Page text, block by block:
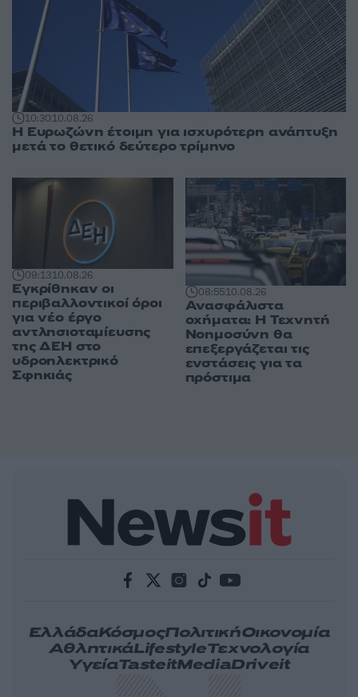
10:3010.08.26
Η Ευρωζώνη έτοιμη για ισχυρότερη ανάπτυξη
μετά το θετικό δεύτερο τρίμηνο
09:1310.08.26
Εγκρίθηκαν οι
περιβαλλοντικοί όροι
για νέο έργο
αντλησιοταμίευσης
της ΔΕΗ στο
υδροηλεκτρικό
Σφηκιάς
08:5510.08.26
Ανασφάλιστα
οχήματα: Η Τεχνητή
Νοημοσύνη θα
επεξεργάζεται τις
ενστάσεις για τα
πρόστιμα
ΕλλάδαΚόσμοςΠολιτικήΟικονομία
ΑθλητικάLifestyleΤεχνολογία
ΥγείαTasteitMediaDriveit